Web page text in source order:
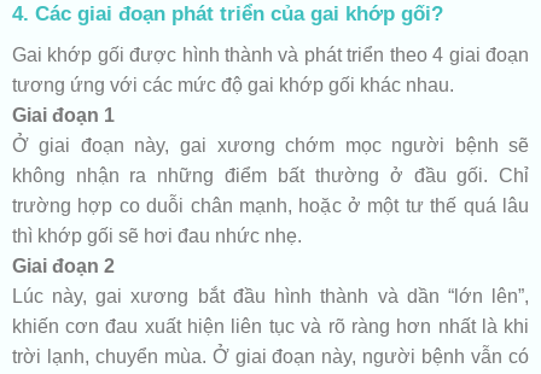
4. Các giai đoạn phát triển của gai khớp gối?
Gai khớp gối được hình thành và phát triển theo 4 giai đoạn
tương ứng với các mức độ gai khớp gối khác nhau.
Giai đoạn 1
Ở giai đoạn này, gai xương chớm mọc người bệnh sẽ
không nhận ra những điểm bất thường ở đầu gối. Chỉ
trường hợp co duỗi chân mạnh, hoặc ở một tư thế quá lâu
thì khớp gối sẽ hơi đau nhức nhẹ.
Giai đoạn 2
Lúc này, gai xương bắt đầu hình thành và dần “lớn lên”,
khiến cơn đau xuất hiện liên tục và rõ ràng hơn nhất là khi
trời lạnh, chuyển mùa. Ở giai đoạn này, người bệnh vẫn có